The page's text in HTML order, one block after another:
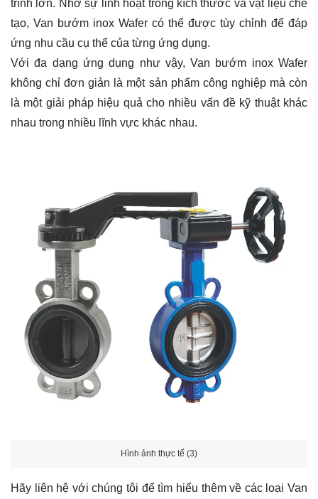
trình lớn. Nhờ sự linh hoạt trong kích thước và vật liệu chế
tạo, Van bướm inox Wafer có thể được tùy chỉnh để đáp
ứng nhu cầu cụ thể của từng ứng dụng.
Với đa dạng ứng dụng như vậy, Van bướm inox Wafer
không chỉ đơn giản là một sản phẩm công nghiệp mà còn
là một giải pháp hiệu quả cho nhiều vấn đề kỹ thuật khác
nhau trong nhiều lĩnh vực khác nhau.
Hình ảnh thực tế (3)
Hãy liên hệ với chúng tôi để tìm hiểu thêm về các loại Van